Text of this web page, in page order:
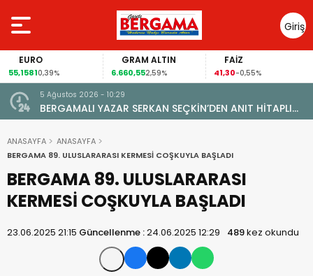
Giriş
Yap
EURO
55,15810,39%
GRAM ALTIN
6.660,552,59%
FAİZ
41,30-0,55%
5 Ağustos 2026 - 10:29
BERGAMALI YAZAR SERKAN SEÇKİN’DEN ANIT HİTAPLI
KİTAP: “PERGAMON’DAN ARTVİN’E”
ANASAYFA
ANASAYFA
BERGAMA 89. ULUSLARARASI KERMESİ COŞKUYLA BAŞLADI
BERGAMA 89. ULUSLARARASI
KERMESİ COŞKUYLA BAŞLADI
23.06.2025 21:15 Güncellenme :24.06.2025 12:29 489kez okundu